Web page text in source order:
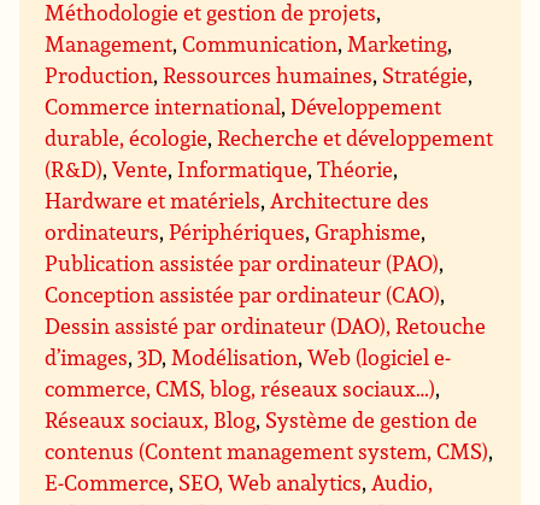
Méthodologie et gestion de projets,
Management,Communication, Marketing,
Production,Ressources humaines, Stratégie,
Commerce international,Développement
durable, écologie,Recherche et développement
(R&D),Vente, Informatique,Théorie,
Hardware et matériels, Architecture des
ordinateurs,Périphériques,Graphisme,
Publication assistée par ordinateur (PAO),
Conception assistée par ordinateur (CAO),
Dessin assisté par ordinateur (DAO), Retouche
d’images,3D, Modélisation,Web (logiciel e-
commerce, CMS, blog, réseaux sociaux…),
Réseaux sociaux, Blog, Système de gestion de
contenus (Content management system, CMS),
E-Commerce, SEO, Web analytics, Audio,